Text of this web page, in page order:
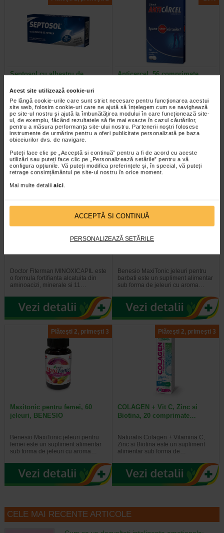
Acest site utilizează cookie-uri
Pe lângă cookie-urile care sunt strict necesare pentru funcționarea acestui
site web, folosim cookie-uri care ne ajută să înțelegem cum se navighează
pe site-ul nostru și ajută la îmbunătățirea modului în care funcționează site-
ul, de exemplu, făcând rezultatele să fie mai exacte în cazul căutărilor,
pentru a măsura performanța site-ului nostru. Partenerii noștri folosesc
instrumente de urmărire pentru a oferi publicitate personalizată pe baza
obiceiurilor dvs. de navigare.
Puteți face clic pe „Acceptă si continuă” pentru a fi de acord cu aceste
utilizări sau puteți face clic pe „Personalizează setările” pentru a vă
configura opțiunile. Vă puteți modifica preferințele și, în special, vă puteți
retrage consimțământul pe site-ul nostru în orice moment.
Mai multe detalii aici.
ACCEPTĂ SI CONTINUĂ
PERSONALIZEAZĂ SETĂRILE
Septosol cu albastru de
Septosol cu albastru de metilen
este un supliment alimentar cu
albastru de metilen ce contribuie…
Anticarcel, 56 comprimate,
Magneziul si vitamina B6 contribuie
la reducerea oboselii si extenuarii,
la metabolismul energetic normal…
-25% Preț întreg: 57.50 Lei
Preț redus: 43.13 Lei
Minoxicapil, 30 capsule,
Doctor Fiterman MINOXICAPIL este
o formula fortifianta alcatuita din
aminoacizi, minerale si 11…
Plătești 2, primești 3
Maxitonic pentru barbati, 60
Benesio MaxiTonic jeleuri pentru
barbati este un supliment alimentar
sub forma de jeleuri cu aroma…
Plătești 2, primești 3
Maxitonic pentru femei, 60
jeleuri, BENESIO
Benesio MaxiTonic jeleuri pentru
femei este un supliment alimentar
sub forma de jeleuri cu aroma…
Plătești 2, primești 3
COLAGEN + Vit C, Zinc si
Biotina, 20 comprimate…
Naturalis Colagen + Vitamina C,
Zinc si Biotina este un supliment
alimentar sub forma de…
CELE MAI RECENTE ARTICOLE